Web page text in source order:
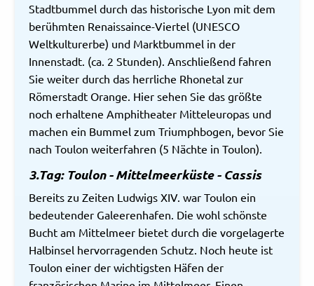
Stadtbummel durch das historische Lyon mit dem
berühmten Renaissaince-Viertel (UNESCO
Weltkulturerbe) und Marktbummel in der
Innenstadt. (ca. 2 Stunden). Anschließend fahren
Sie weiter durch das herrliche Rhonetal zur
Römerstadt Orange. Hier sehen Sie das größte
noch erhaltene Amphitheater Mitteleuropas und
machen ein Bummel zum Triumphbogen, bevor Sie
nach Toulon weiterfahren (5 Nächte in Toulon).
3.Tag: Toulon - Mittelmeerküste - Cassis
Bereits zu Zeiten Ludwigs XIV. war Toulon ein
bedeutender Galeerenhafen. Die wohl schönste
Bucht am Mittelmeer bietet durch die vorgelagerte
Halbinsel hervorragenden Schutz. Noch heute ist
Toulon einer der wichtigsten Häfen der